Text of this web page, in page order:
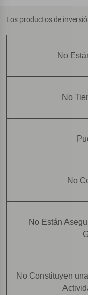
Los productos de
No
No
No
No Están
No Constituyen